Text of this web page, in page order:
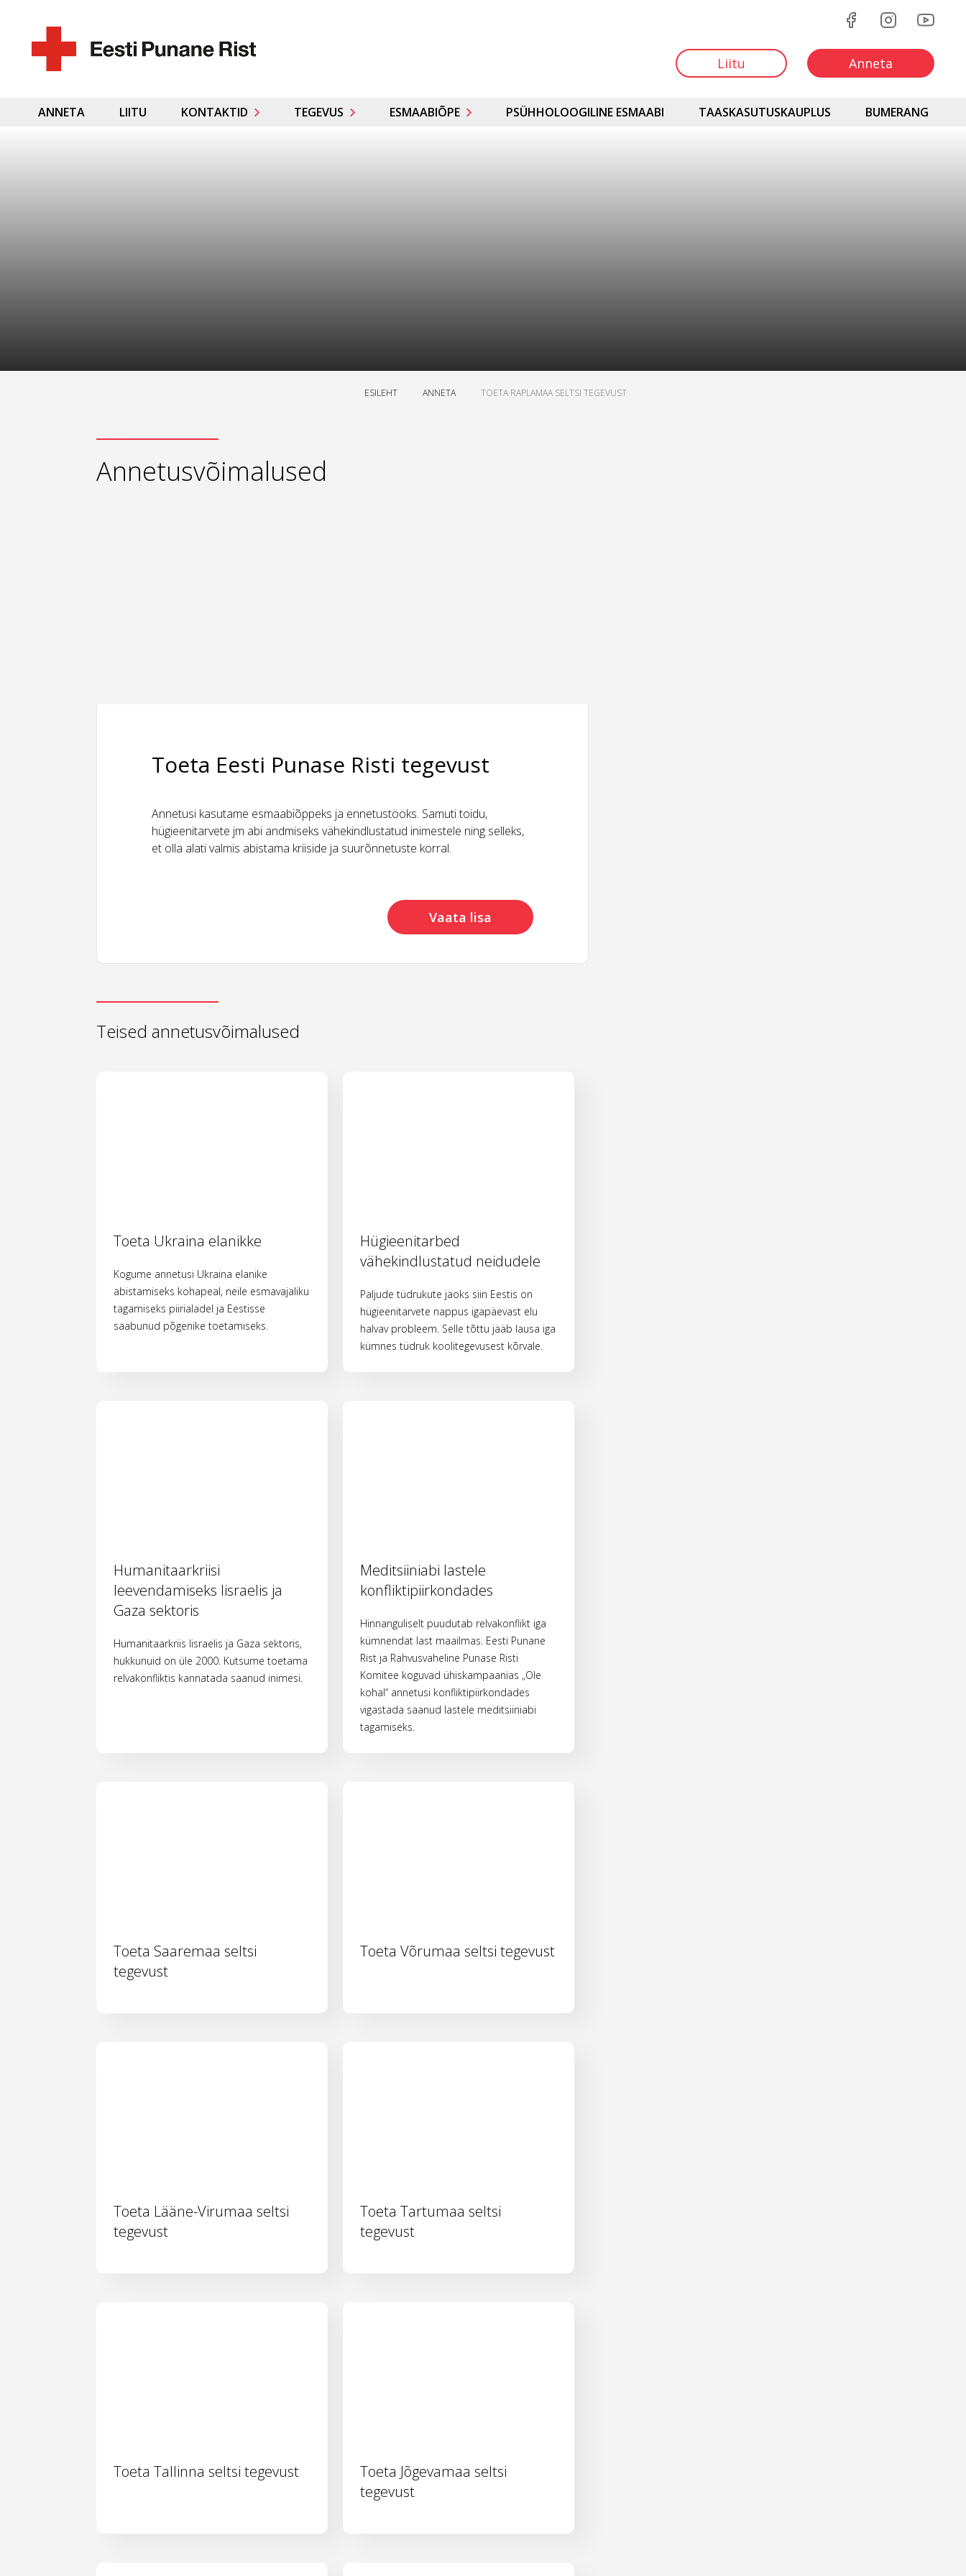
Liitu Anneta
ANNETA LIITU KONTAKTID TEGEVUS ESMAABIÕPE PSÜHHOLOOGILINE ESMAABI TAASKASUTUSKAUPLUS BUMERANG
ESILEHT ANNETA TOETA RAPLAMAA SELTSI TEGEVUST
Annetusvõimalused
Toeta Eesti Punase Risti tegevust
Annetusi kasutame esmaabiõppeks ja ennetustööks. Samuti toidu,
hügieenitarvete jm abi andmiseks vähekindlustatud inimestele ning selleks,
et olla alati valmis abistama kriiside ja suurõnnetuste korral.
Vaata lisa
Teised annetusvõimalused
Toeta Ukraina elanikke
Kogume annetusi Ukraina elanike
abistamiseks kohapeal, neile esmavajaliku
tagamiseks piirialadel ja Eestisse
saabunud põgenike toetamiseks.
Hügieenitarbed
vähekindlustatud neidudele
Paljude tüdrukute jaoks siin Eestis on
hügieenitarvete nappus igapäevast elu
halvav probleem. Selle tõttu jääb lausa iga
kümnes tüdruk koolitegevusest kõrvale.
Humanitaarkriisi
leevendamiseks Iisraelis ja
Gaza sektoris
Humanitaarkriis Iisraelis ja Gaza sektoris,
hukkunuid on üle 2000. Kutsume toetama
relvakonfliktis kannatada saanud inimesi.
Meditsiiniabi lastele
konfliktipiirkondades
Hinnanguliselt puudutab relvakonflikt iga
kümnendat last maailmas. Eesti Punane
Rist ja Rahvusvaheline Punase Risti
Komitee koguvad ühiskampaanias „Ole
kohal“ annetusi konfliktipiirkondades
vigastada saanud lastele meditsiiniabi
tagamiseks.
Toeta Saaremaa seltsi
tegevust
Toeta Võrumaa seltsi tegevust
Toeta Lääne-Virumaa seltsi
tegevust
Toeta Tartumaa seltsi
tegevust
Toeta Tallinna seltsi tegevust
Toeta Jõgevamaa seltsi
tegevust